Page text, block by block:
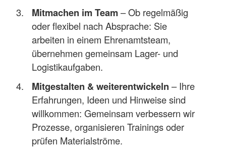
Mitmachen im Team– Ob regelmäßig
oder flexibel nach Absprache: Sie
arbeiten in einem Ehrenamtsteam,
übernehmen gemeinsam Lager- und
Logistikaufgaben.
Mitgestalten & weiterentwickeln – Ihre
Erfahrungen, Ideen und Hinweise sind
willkommen: Gemeinsam verbessern wir
Prozesse, organisieren Trainings oder
prüfen Materialströme.